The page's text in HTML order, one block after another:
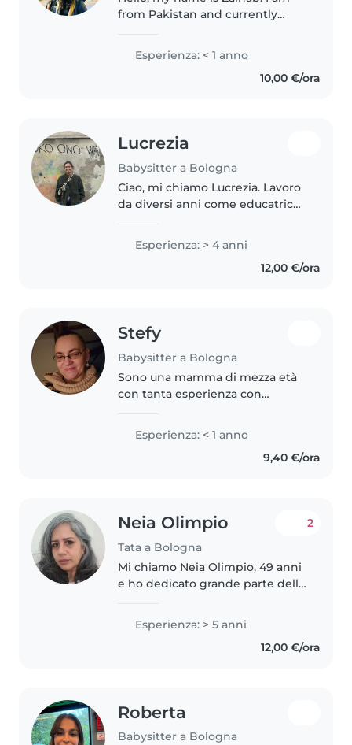
from Pakistan and currently
responsible, caring, and very
patient with children. I have
experience taking care of..
Esperienza: < 1 anno
10,00 €/ora
Lucrezia
Babysitter a Bologna
Ciao, mi chiamo Lucrezia. Lavoro
da diversi anni come educatrice
come tecnico ABA (RBT),
occupandomi quotidianamente
di bambini e ragazzi con bisogni..
Esperienza: > 4 anni
12,00 €/ora
Stefy
Babysitter a Bologna
Sono una mamma di mezza età
con tanta esperienza con
neonati agli adolescenti. Sono
divertente, amichevole e
paziente, e amo leggere storie e
Esperienza: < 1 anno
9,40 €/ora
Neia Olimpio
Tata a Bologna
2
Mi chiamo Neia Olimpio, 49 anni
e ho dedicato grande parte della
collaborazione con
Esperienza: > 5 anni
12,00 €/ora
Roberta
Babysitter a Bologna